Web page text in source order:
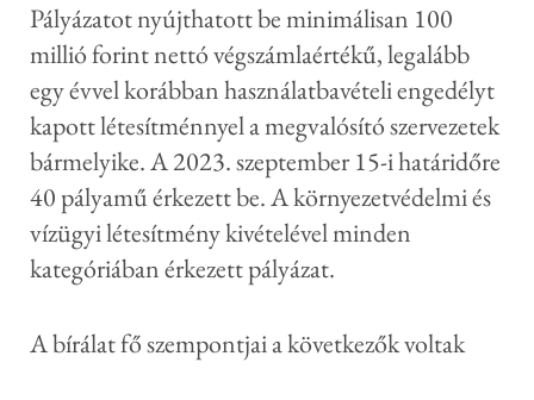
Pályázatot nyújthatott be minimálisan 100
millió forint nettó végszámlaértékű, legalább
egy évvel korábban használatbavételi engedélyt
kapott létesítménnyel a megvalósító szervezetek
bármelyike. A 2023. szeptember 15-i határidőre
40 pályamű érkezett be. A környezetvédelmi és
vízügyi létesítmény kivételével minden
kategóriában érkezett pályázat.
A bírálat fő szempontjai a következők voltak